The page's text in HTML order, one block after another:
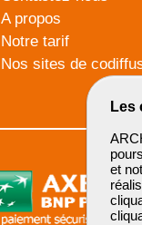
Les
et
A propos
Notre tarif
Nos sites de